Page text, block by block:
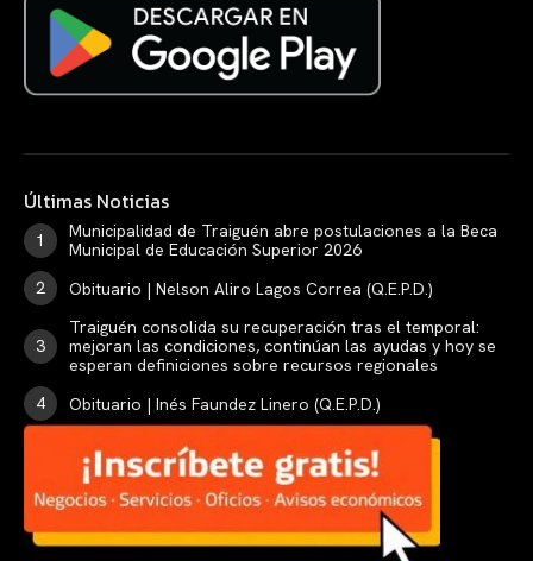
Últimas Noticias
Municipalidad de Traiguén abre postulaciones a la Beca
Municipal de Educación Superior 2026
Obituario | Nelson Aliro Lagos Correa (Q.E.P.D.)
Traiguén consolida su recuperación tras el temporal:
mejoran las condiciones, continúan las ayudas y hoy se
esperan definiciones sobre recursos regionales
Obituario | Inés Faundez Linero (Q.E.P.D.)